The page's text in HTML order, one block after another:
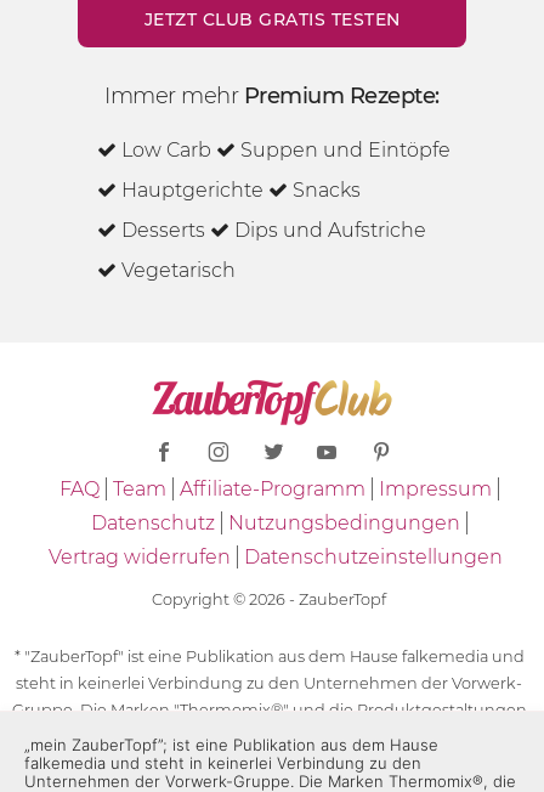
JETZT CLUB GRATIS TESTEN
Immer mehr Premium Rezepte:
Low Carb
Suppen und Eintöpfe
Hauptgerichte
Snacks
Desserts
Dips und Aufstriche
Vegetarisch
FAQ Team Affiliate-Programm
Impressum
Datenschutz
Nutzungsbedingungen
Vertrag widerrufen
Datenschutzeinstellungen
Copyright © 2026 - ZauberTopf
* "ZauberTopf" ist eine Publikation aus dem Hause falkemedia und
steht in keinerlei Verbindung zu den Unternehmen der Vorwerk-
Gruppe. Die Marken "Thermomix®" und die Produktgestaltungen
des "Thermomix®" sind eingetragene Marken der Unternehmen
der Vorwerk-Gruppe. Die Marken Thermomix®, die Zeichen TM5®,
„mein ZauberTopf”; ist eine Publikation aus dem Hause
falkemedia und steht in keinerlei Verbindung zu den
Unternehmen der Vorwerk-Gruppe. Die Marken Thermomix®, die